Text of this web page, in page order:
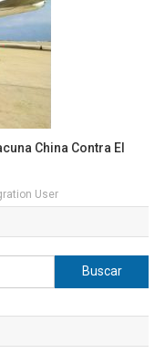
China Contra El
User
Buscar: